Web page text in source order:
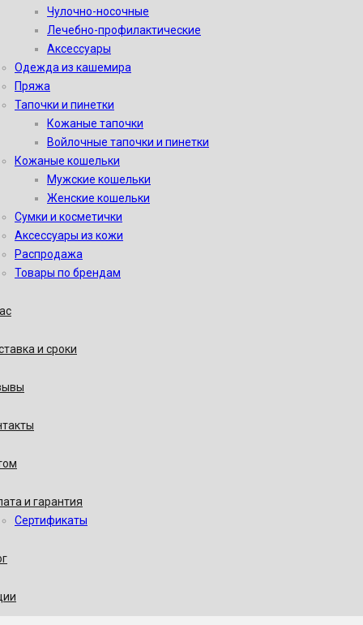
Чулочно-носочные
Лечебно-профилактические
Аксессуары
Одежда из кашемира
Пряжа
Тапочки и пинетки
Кожаные тапочки
Войлочные тапочки и пинетки
Кожаные кошельки
Мужские кошельки
Женские кошельки
Сумки и косметички
Аксессуары из кожи
Распродажа
Товары по брендам
и сроки
и гарантия
Сертификаты